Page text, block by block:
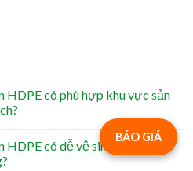
HDPE có phù hợp khu vực sản
HDPE có dễ vệ sinh bằng hóa
BÁO GIÁ